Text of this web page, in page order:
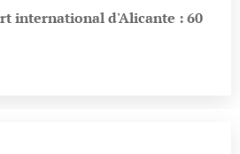
international d'Alicante : 60